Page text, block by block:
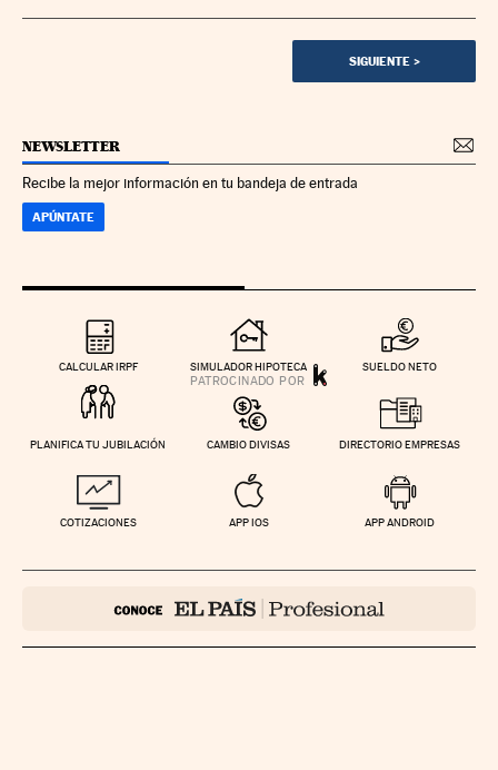
SIGUIENTE>
NEWSLETTER
Recibe la mejor información en tu bandeja de entrada
APÚNTATE
CALCULAR IRPF SIMULADOR HIPOTECA SUELDO NETO
PLANIFICA TU JUBILACIÓN CAMBIO DIVISAS DIRECTORIO EMPRESAS
COTIZACIONES APP IOS APP ANDROID